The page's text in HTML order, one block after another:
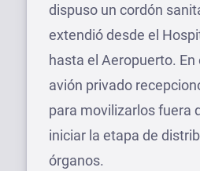
dispuso un cordón
extendió desde el
hasta el Aeropuerto. En
avión privado
para movilizarlos fuera
iniciar la etapa de
órganos.